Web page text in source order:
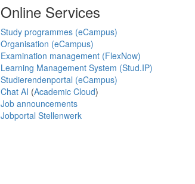
Online Services
Study programmes (eCampus)
Organisation (eCampus)
Examination management (FlexNow)
Learning Management System (Stud.IP)
Studierendenportal (eCampus)
Chat AI (Academic Cloud)
Job announcements
Jobportal Stellenwerk